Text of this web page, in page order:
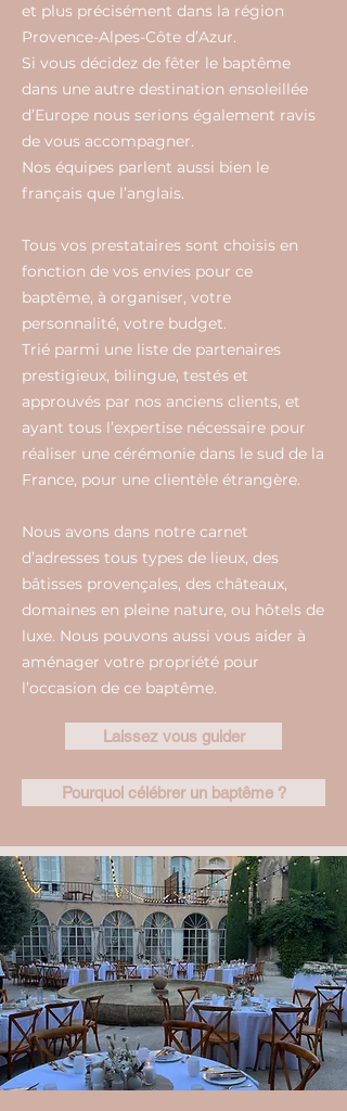
et plus précisément dans la région
Provence-Alpes-Côte d’Azur.
Si vous décidez de fêter le baptême
dans une autre destination ensoleillée
d’Europe nous serions également ravis
de vous accompagner.
Nos équipes parlent aussi bien le
français que l’anglais.
Tous vos prestataires sont choisis en
fonction de vos envies pour ce
baptême, à organiser, votre
personnalité, votre budget.
Trié parmi une liste de partenaires
prestigieux, bilingue, testés et
approuvés par nos anciens clients, et
ayant tous l’expertise nécessaire pour
réaliser une cérémonie dans le sud de la
France, pour une clientèle étrangère.
Nous avons dans notre carnet
d’adresses tous types de lieux, des
bâtisses provençales, des châteaux,
domaines en pleine nature, ou hôtels de
luxe. Nous pouvons aussi vous aider à
aménager votre propriété pour
l’occasion de ce baptême.
Laissez vous guider
Pourquoi célébrer un baptême ?